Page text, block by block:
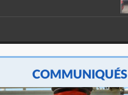
COMMUNIQUÉS